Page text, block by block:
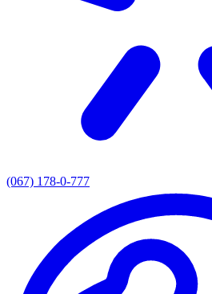
(067) 178-0-777